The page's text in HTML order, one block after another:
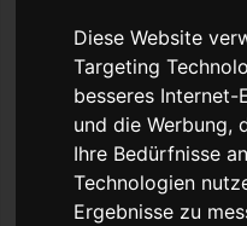
Diese Website
Targeting
besseres Internet-
und die Werbung,
Ihre Bedürfnisse
Technologien
Ergebnisse zu